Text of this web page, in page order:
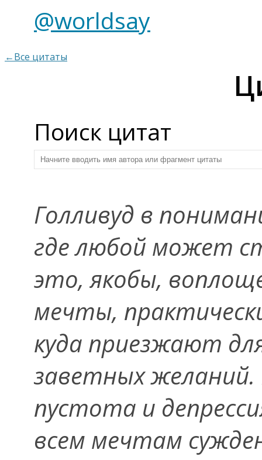
@worldsay
←Все цитаты
Поиск цитат
Голливуд в
где любой может
это, якобы,
мечты,
куда приезжают
заветных
пустота и
всем мечтам